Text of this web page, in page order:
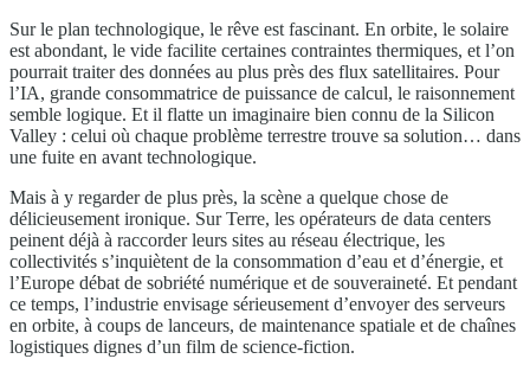
Sur le plan technologique, le rêve est fascinant. En orbite, le solaire
est abondant, le vide facilite certaines contraintes thermiques, et l’on
pourrait traiter des données au plus près des flux satellitaires. Pour
l’IA, grande consommatrice de puissance de calcul, le raisonnement
semble logique. Et il flatte un imaginaire bien connu de la Silicon
Valley : celui où chaque problème terrestre trouve sa solution… dans
une fuite en avant technologique.
Mais à y regarder de plus près, la scène a quelque chose de
délicieusement ironique. Sur Terre, les opérateurs de data centers
peinent déjà à raccorder leurs sites au réseau électrique, les
collectivités s’inquiètent de la consommation d’eau et d’énergie, et
l’Europe débat de sobriété numérique et de souveraineté. Et pendant
ce temps, l’industrie envisage sérieusement d’envoyer des serveurs
en orbite, à coups de lanceurs, de maintenance spatiale et de chaînes
logistiques dignes d’un film de science-fiction.